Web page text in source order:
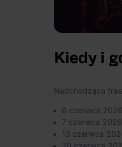
Kiedy i
Nadchodząca
6 czerwca
7 czerwca
13 czerwca